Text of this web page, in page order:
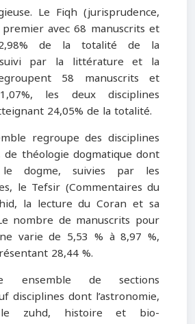
Le Fiqh (jurisprudence,
avec 68 manuscrits et
de la totalité de la
par la littérature et la
58 manuscrits et
les deux disciplines
24,05% de la totalité.
regroupe des disciplines
de théologie dogmatique dont
dogme, suivies par les
le Tefsir (Commentaires du
la lecture du Coran et sa
nombre de manuscrits pour
varie de 5,53 % à 8,97 %,
28,44 %.
ensemble de sections
disciplines dont l’astronomie,
zuhd, histoire et bio-